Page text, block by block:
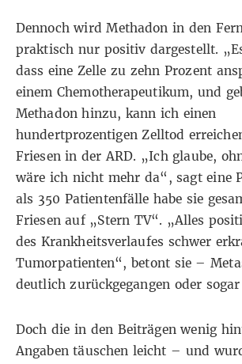
Dennoch wird Methadon in den
praktisch nur positiv dargestellt.
dass eine Zelle zu zehn Prozent
einem Chemotherapeutikum, und
Methadon hinzu, kann ich einen
hundertprozentigen Zelltod
Friesen in der ARD. „Ich glaube,
wäre ich nicht mehr da“, sagt eine
als 350 Patientenfälle habe sie
Friesen auf „Stern TV“. „Alles
des Krankheitsverlaufes schwer
Tumorpatienten“, betont sie –
deutlich zurückgegangen oder
Doch die in den Beiträgen wenig
Angaben täuschen leicht – und